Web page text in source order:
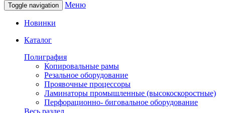
Toggle navigation Меню
Новинки
Каталог
Полиграфия
Копировальные рамы
Резальное оборудование
Проявочные процессоры
Ламинаторы промышленные (высокоскоростные)
Перфорационно- биговальное оборудование
Весь раздел